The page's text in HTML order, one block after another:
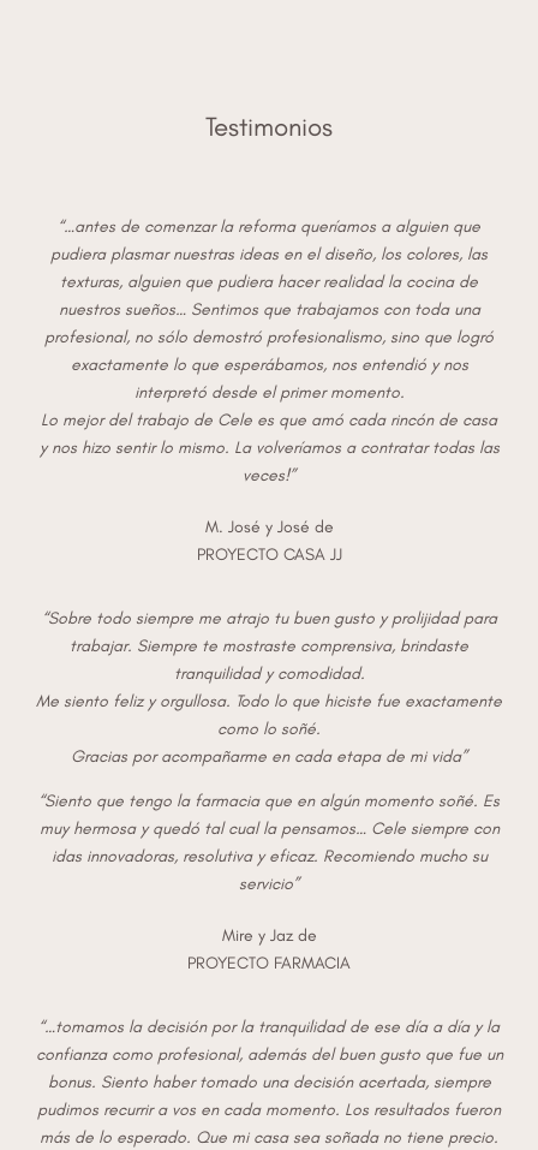
Testimonios
“…antes de comenzar la reforma queríamos a alguien que
pudiera plasmar nuestras ideas en el diseño, los colores, las
texturas, alguien que pudiera hacer realidad la cocina de
nuestros sueños… Sentimos que trabajamos con toda una
profesional, no sólo demostró profesionalismo, sino que logró
exactamente lo que esperábamos, nos entendió y nos
interpretó desde el primer momento.
Lo mejor del trabajo de Cele es que amó cada rincón de casa
y nos hizo sentir lo mismo. La volveríamos a contratar todas las
veces!”
M. José y José de
PROYECTO CASA JJ
“Sobre todo siempre me atrajo tu buen gusto y prolijidad para
trabajar. Siempre te mostraste comprensiva, brindaste
tranquilidad y comodidad.
Me siento feliz y orgullosa. Todo lo que hiciste fue exactamente
como lo soñé.
Gracias por acompañarme en cada etapa de mi vida”
“Siento que tengo la farmacia que en algún momento soñé. Es
muy hermosa y quedó tal cual la pensamos… Cele siempre con
idas innovadoras, resolutiva y eficaz. Recomiendo mucho su
servicio”
Mire y Jaz de
PROYECTO FARMACIA
“…tomamos la decisión por la tranquilidad de ese día a día y la
confianza como profesional, además del buen gusto que fue un
bonus. Siento haber tomado una decisión acertada, siempre
pudimos recurrir a vos en cada momento. Los resultados fueron
más de lo esperado. Que mi casa sea soñada no tiene precio.